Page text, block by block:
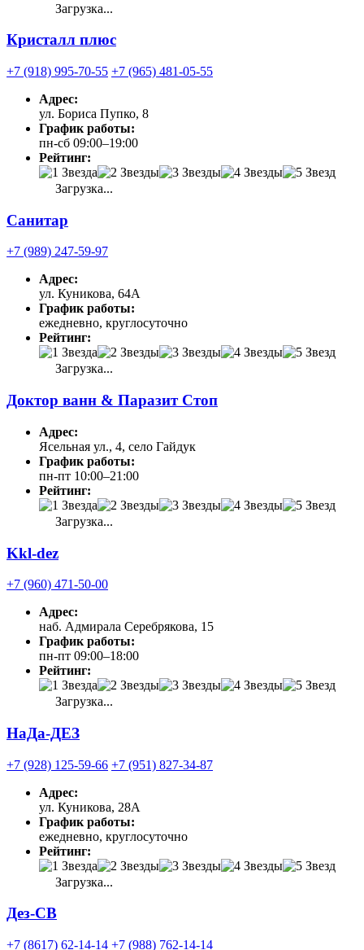
Загрузка...
Кристалл плюс
+7 (918) 995-70-55 +7 (965) 481-05-55
Адрес:
ул. Бориса Пупко, 8
График работы:
пн-сб 09:00–19:00
Рейтинг:
Загрузка...
Санитар
+7 (989) 247-59-97
Адрес:
ул. Куникова, 64А
График работы:
ежедневно, круглосуточно
Рейтинг:
Загрузка...
Доктор ванн & Паразит Стоп
Адрес:
Ясельная ул., 4, село Гайдук
График работы:
пн-пт 10:00–21:00
Рейтинг:
Загрузка...
Kkl-dez
+7 (960) 471-50-00
Адрес:
наб. Адмирала Серебрякова, 15
График работы:
пн-пт 09:00–18:00
Рейтинг:
Загрузка...
НаДа-ДЕЗ
+7 (928) 125-59-66 +7 (951) 827-34-87
Адрес:
ул. Куникова, 28А
График работы:
ежедневно, круглосуточно
Рейтинг:
Загрузка...
Дез-СВ
+7 (8617) 62-14-14 +7 (988) 762-14-14